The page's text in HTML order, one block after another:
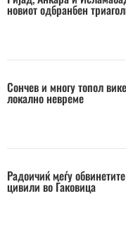
новиот одбранбен
Сончев и многу топол
локално невреме
Радоичиќ меѓу
цивили во Ѓаковица